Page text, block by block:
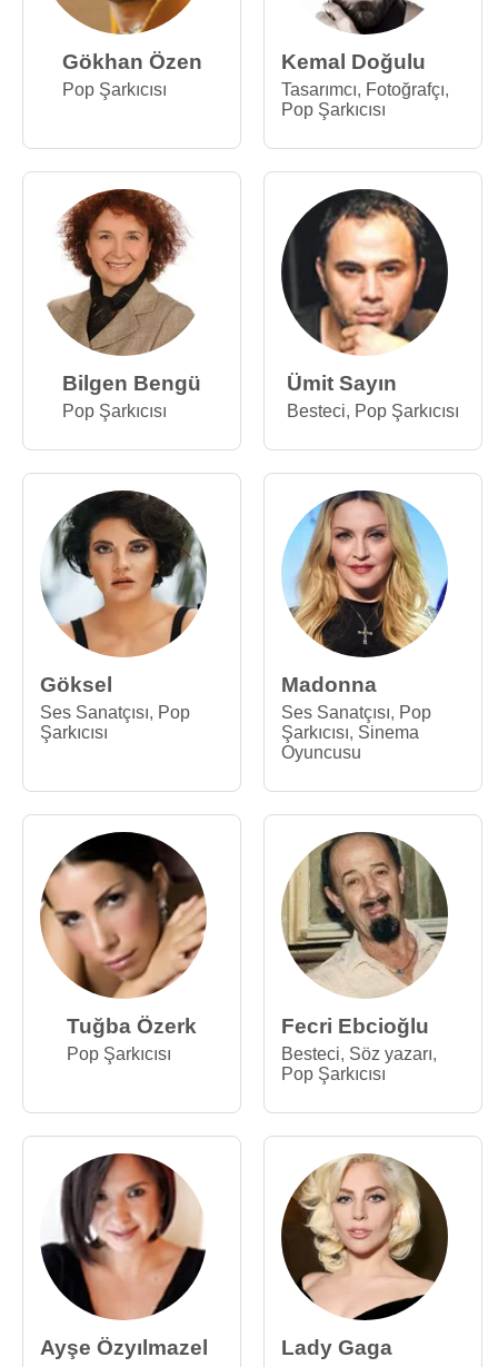
Gökhan Özen
Pop Şarkıcısı
Kemal Doğulu
Tasarımcı, Fotoğrafçı,
Pop Şarkıcısı
Bilgen Bengü
Pop Şarkıcısı
Ümit Sayın
Besteci, Pop Şarkıcısı
Göksel
Ses Sanatçısı, Pop
Şarkıcısı
Madonna
Ses Sanatçısı, Pop
Şarkıcısı, Sinema
Oyuncusu
Tuğba Özerk
Pop Şarkıcısı
Fecri Ebcioğlu
Besteci, Söz yazarı,
Pop Şarkıcısı
Ayşe Özyılmazel Lady Gaga